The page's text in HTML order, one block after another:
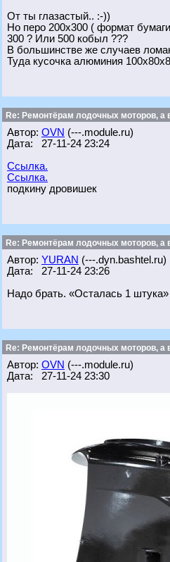
От ты глазастый.. :-))
Но перо 200х300 ( формат
300 ? Или 500 кобыл ???
В большинстве же случаев
Туда кусочка алюминия
Re: Ремонтёрам лодочных моторов, а
Автор: OVN (---.module.ru)
Дата: 27-11-24 23:24
Ссылка.
Ссылка.
подкину дровишек
Re: Ремонтёрам лодочных моторов, а
Автор: YURAN (---.dyn.bashtel.ru)
Дата: 27-11-24 23:26
Надо брать. «Осталась 1 штука»
Re: Ремонтёрам лодочных моторов, а
Автор: OVN (---.module.ru)
Дата: 27-11-24 23:30